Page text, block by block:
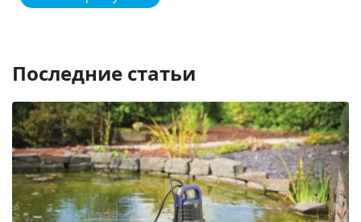
Последние статьи